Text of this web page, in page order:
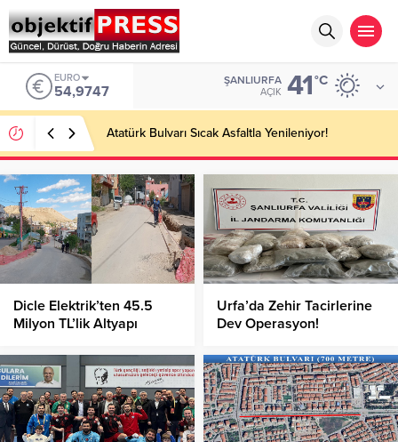
EURO
54,9747
ŞANLIURFA
AÇIK 41°C
Atatürk Bulvarı Sıcak Asfaltla Yenileniyor!
Dicle Elektrik’ten 45.5
Milyon TL’lik Altyapı
Urfa’da Zehir Tacirlerine
Dev Operasyon!